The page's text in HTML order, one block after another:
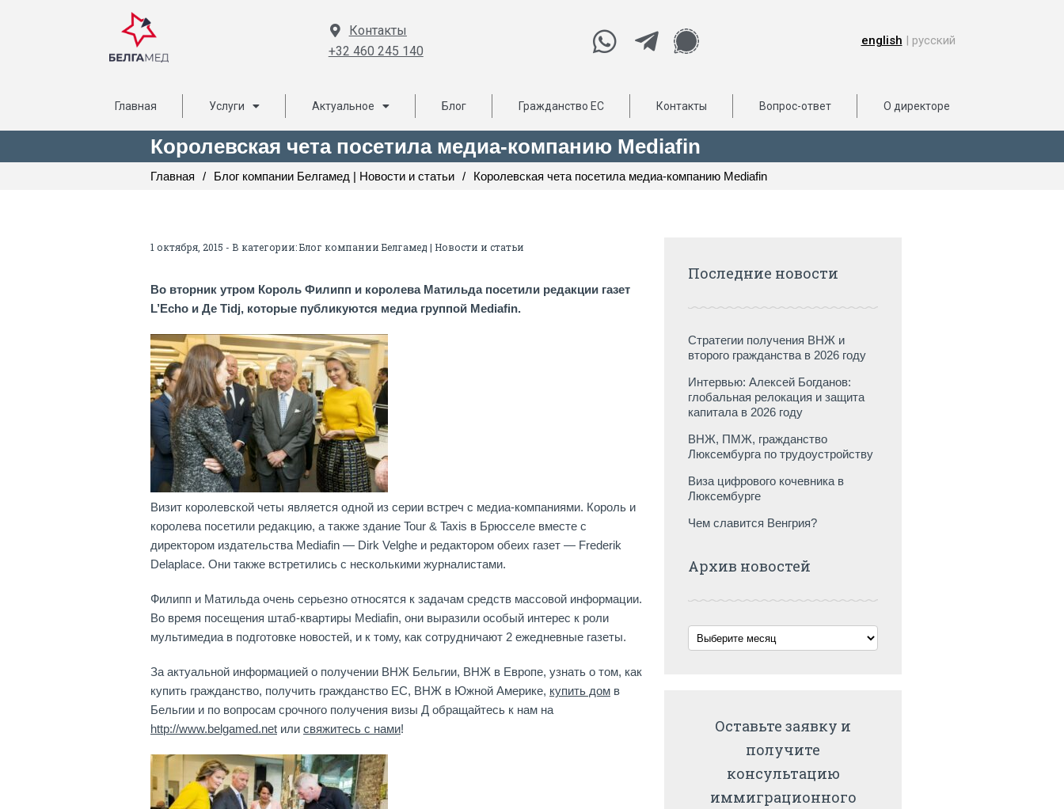
Контакты
+32 460 245 140
english | русский
Главная Услуги Актуальное Блог Гражданство ЕС Контакты Вопрос-ответ О директоре
Королевская чета посетила медиа-компанию Mediafin
Главная / Блог компании Белгамед | Новости и статьи / Королевская чета посетила медиа-компанию Mediafin
1 октября, 2015 - В категории:Блог компании Белгамед | Новости и статьи
Во вторник утром Король Филипп и королева Матильда посетили редакции газет
L’Echo и Де Tidj, которые публикуются медиа группой Mediafin.
Визит королевской четы является одной из серии встреч с медиа-компаниями. Король и
королева посетили редакцию, а также здание Tour & Taxis в Брюсселе вместе с
директором издательства Mediafin — Dirk Velghe и редактором обеих газет — Frederik
Delaplace. Они также встретились с несколькими журналистами.
Филипп и Матильда очень серьезно относятся к задачам средств массовой информации.
Во время посещения штаб-квартиры Mediafin, они выразили особый интерес к роли
мультимедиа в подготовке новостей, и к тому, как сотрудничают 2 ежедневные газеты.
За актуальной информацией о получении ВНЖ Бельгии, ВНЖ в Европе, узнать о том, как
купить гражданство, получить гражданство ЕС, ВНЖ в Южной Америке, купить дом в
Бельгии и по вопросам срочного получения визы Д обращайтесь к нам на
http://www.belgamed.net или свяжитесь с нами!
Последние новости
Стратегии получения ВНЖ и
второго гражданства в 2026 году
Интервью: Алексей Богданов:
глобальная релокация и защита
капитала в 2026 году
ВНЖ, ПМЖ, гражданство
Люксембурга по трудоустройству
Виза цифрового кочевника в
Люксембурге
Чем славится Венгрия?
Архив новостей
Оставьте заявку и
получите
консультацию
иммиграционного